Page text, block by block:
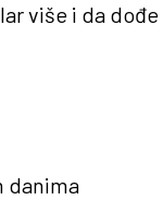
više i da dođe
danima